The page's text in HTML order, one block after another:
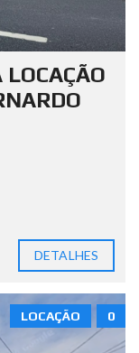
DETALHES
0
LOCAÇÃO